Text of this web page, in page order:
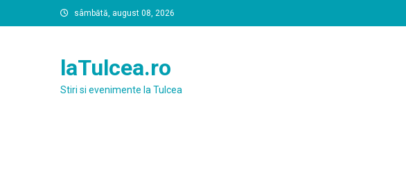
to
sâmbătă, august 08, 2026
laTulcea.ro
Stiri si evenimente la Tulcea